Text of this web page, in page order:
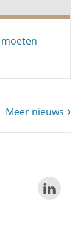
Meer nieuws